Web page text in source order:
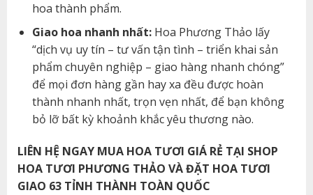
hoa thành phẩm.
Giao hoa nhanh nhất:Hoa Phương Thảo lấy
“dịch vụ uy tín – tư vấn tận tình – triển khai sản
phẩm chuyên nghiệp – giao hàng nhanh chóng”
để mọi đơn hàng gần hay xa đều được hoàn
thành nhanh nhất, trọn vẹn nhất, để bạn không
bỏ lỡ bất kỳ khoảnh khắc yêu thương nào.
LIÊN HỆ NGAY MUA HOA TƯƠI GIÁ RẺ TẠI SHOP
HOA TƯƠI PHƯƠNG THẢO VÀ ĐẶT HOA TƯƠI
GIAO 63 TỈNH THÀNH TOÀN QUỐC